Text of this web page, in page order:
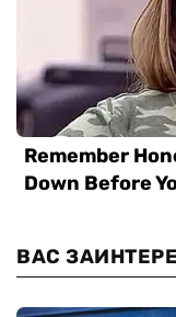
ВАС